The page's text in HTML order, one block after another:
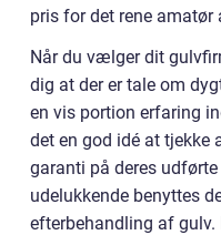
pris for det rene amatør
Når du vælger dit
dig at der er tale om
en vis portion erfaring
det en god idé at
garanti på deres
udelukkende benyttes
efterbehandling af